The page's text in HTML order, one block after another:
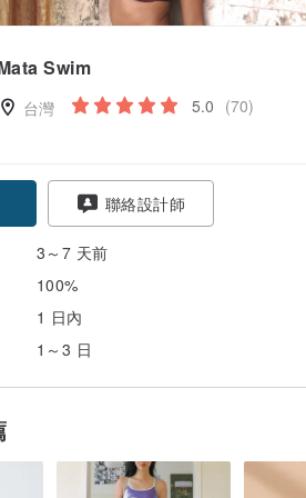
Swim
台灣 5.0 (70)
聯絡設計師
3～7 天前
100%
1 日內
1～3 日